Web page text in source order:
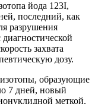
йода 123Ι,
последний, как
разрушения
захвата
дозу.
образующие
7 дней, новый
меткой.